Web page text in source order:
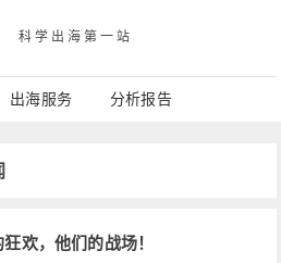
科学出海第一站
出海服务 分析报告
欢，他们的战场！